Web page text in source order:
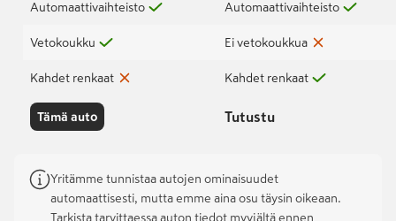
Automaattivaihteisto
Vetokoukku
Kahdet renkaat
Tämä auto
Automaattivaihteisto
Ei vetokoukkua
Kahdet renkaat
Tutustu
Yritämme tunnistaa autojen ominaisuudet
automaattisesti, mutta emme aina osu täysin oikeaan.
Tarkista tarvittaessa auton tiedot myyjältä ennen